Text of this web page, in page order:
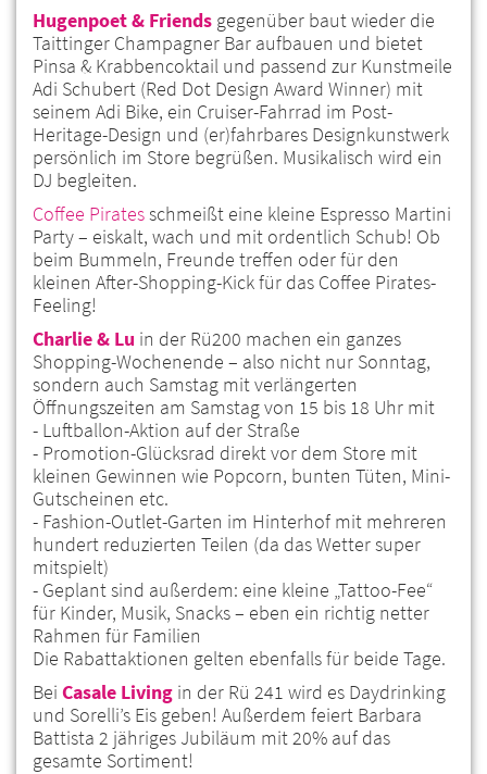
Hugenpoet & Friends gegenüber baut wieder die
Taittinger Champagner Bar aufbauen und bietet
Pinsa & Krabbencoktail und passend zur Kunstmeile
Adi Schubert (Red Dot Design Award Winner) mit
seinem Adi Bike, ein Cruiser-Fahrrad im Post-
Heritage-Design und (er)fahrbares Designkunstwerk
persönlich im Store begrüßen. Musikalisch wird ein
DJ begleiten.
Coffee Piratesschmeißt eine kleine Espresso Martini
Party – eiskalt, wach und mit ordentlich Schub! Ob
beim Bummeln, Freunde treffen oder für den
kleinen After-Shopping-Kick für das Coffee Pirates-
Feeling!
Charlie & Lu in der Rü200 machen ein ganzes
Shopping-Wochenende – also nicht nur Sonntag,
sondern auch Samstag mit verlängerten
Öffnungszeiten am Samstag von 15 bis 18 Uhr mit
- Luftballon-Aktion auf der Straße
- Promotion-Glücksrad direkt vor dem Store mit
kleinen Gewinnen wie Popcorn, bunten Tüten, Mini-
Gutscheinen etc.
- Fashion-Outlet-Garten im Hinterhof mit mehreren
hundert reduzierten Teilen (da das Wetter super
mitspielt)
- Geplant sind außerdem: eine kleine „Tattoo-Fee“
für Kinder, Musik, Snacks – eben ein richtig netter
Rahmen für Familien
Die Rabattaktionen gelten ebenfalls für beide Tage.
Bei Casale Living in der Rü 241 wird es Daydrinking
und Sorelli’s Eis geben! Außerdem feiert Barbara
Battista 2 jähriges Jubiläum mit 20% auf das
gesamte Sortiment!